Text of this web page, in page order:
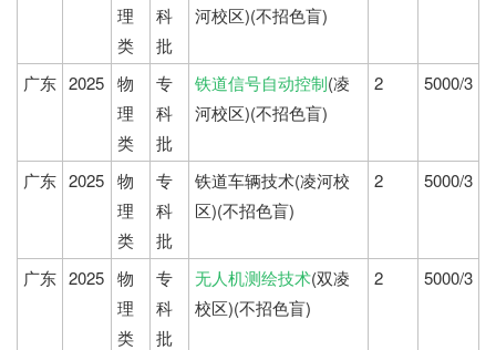
理
类
科
批
河校区)(不招色盲)
广东 2025 物
理
类
专
科
批
铁道信号自动控制(凌
河校区)(不招色盲)
2 5000/3
广东 2025 物
理
类
专
科
批
铁道车辆技术(凌河校
区)(不招色盲)
2 5000/3
广东 2025 物
理
类
专
科
批
无人机测绘技术(双凌
校区)(不招色盲)
2 5000/3